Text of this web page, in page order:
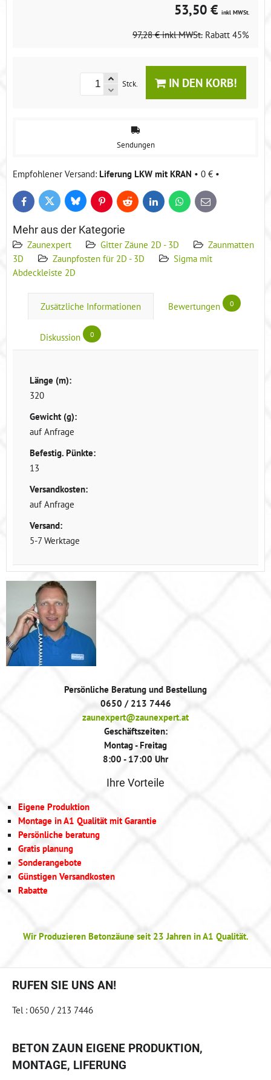
53,50 € inkl MWSt.
97,28 € inkl MWSt. Rabatt 45%
Stck. IN DEN KORB!
Sendungen
Liferung LKW mit KRAN • 0 € •
FacebookTwitter BlueskyPinterestReddit LinkedInWhatsApp
E-
mail
Mehr aus der Kategorie
Zaunexpert Gitter Zäune 2D - 3D
Zaunmatten
3D
Zaunpfosten für 2D - 3D
Sigma mit
Abdeckleiste 2D
Zusätzliche Informationen Bewertungen 0
Diskussion 0
Länge (m):
320
Gewicht (g):
auf Anfrage
Befestig. Pünkte:
13
Versandkosten:
auf Anfrage
Versand:
5-7 Werktage
Persönliche Beratung und Bestellung
0650 / 213 7446
zaunexpert@zaunexpert.at
Geschäftszeiten:
Montag - Freitag
8:00 - 17:00 Uhr
Ihre Vorteile
Eigene Produktion
Montage in A1 Qualität mit Garantie
Persönliche beratung
Gratis planung
Sonderangebote
Günstigen Versandkosten
Rabatte
Wir Produzieren Betonzäune seit 23 Jahren in A1 Qualität.
RUFEN SIE UNS AN!
Tel : 0650 / 213 7446
BETON ZAUN EIGENE PRODUKTION,
MONTAGE, LIFERUNG